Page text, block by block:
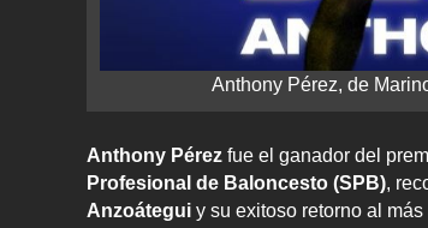
Anthony Pérez, de
Anthony Pérez fue el ganador del
Profesional de Baloncesto (SPB),
Anzoátegui y su exitoso retorno al